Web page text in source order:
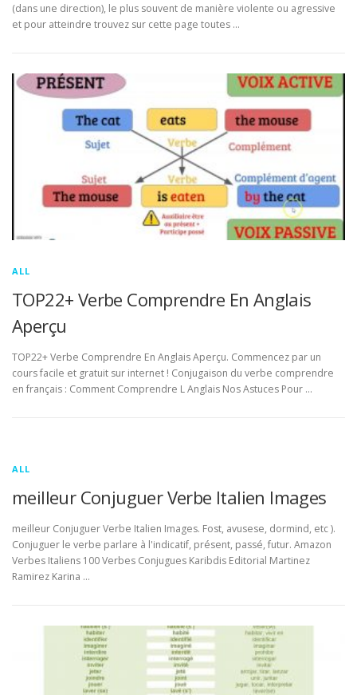
(dans une direction), le plus souvent de manière violente ou agressive
et pour atteindre trouvez sur cette page toutes …
ALL
TOP22+ Verbe Comprendre En Anglais
Aperçu
TOP22+ Verbe Comprendre En Anglais Aperçu. Commencez par un
cours facile et gratuit sur internet ! Conjugaison du verbe comprendre
en français : Comment Comprendre L Anglais Nos Astuces Pour …
ALL
meilleur Conjuguer Verbe Italien Images
meilleur Conjuguer Verbe Italien Images. Fost, avusese, dormind, etc ).
Conjuguer le verbe parlare à l'indicatif, présent, passé, futur. Amazon
Verbes Italiens 100 Verbes Conjugues Karibdis Editorial Martinez
Ramirez Karina …